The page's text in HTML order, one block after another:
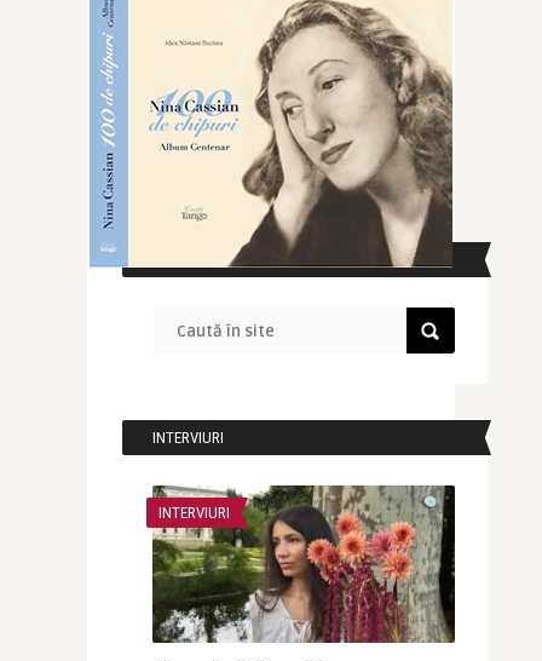
CAUTĂ ÎN SITE
INTERVIURI
INTERVIURI